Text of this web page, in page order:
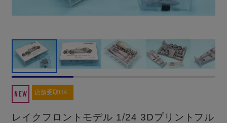
店舗受取OK
レイクフロントモデル 1/24 3Dプリントフル